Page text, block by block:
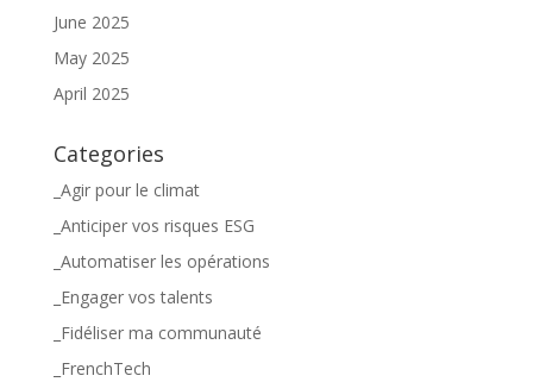
June 2025
May 2025
April 2025
Categories
_Agir pour le climat
_Anticiper vos risques ESG
_Automatiser les opérations
_Engager vos talents
_Fidéliser ma communauté
_FrenchTech